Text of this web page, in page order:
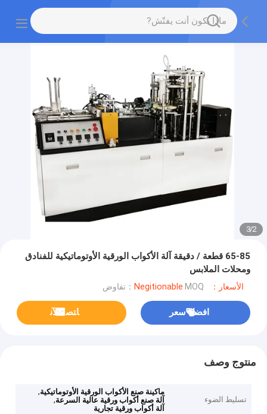
2
/
3
65-85 قطعة / دقيقة آلة الأكواب الورقية الأوتوماتيكية للفنادق
ومحلات الملابس
الأسعار：Negitionable MOQ：تفاوض
افضل سعر ﺎﺘﺼﻟ ﺍﻶﻧ
منتوج وصف
تسليط الضوء
ماكينة صنع الأكواب الورقية الأوتوماتيكية,
آلة صنع أكواب ورقية عالية السرعة,
آلة أكواب ورقية تجارية